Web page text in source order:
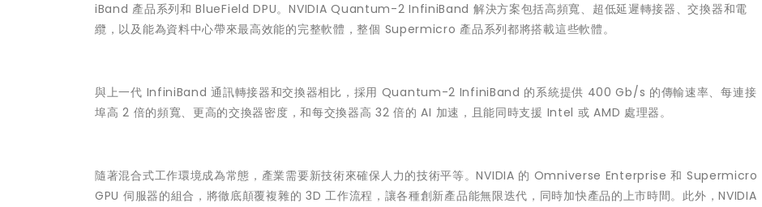
iBand 產品系列和 BlueField DPU。NVIDIA Quantum-2 InfiniBand 解決方案包括高頻寬、超低延遲轉接器、交換器和電
纜，以及能為資料中心帶來最高效能的完整軟體，整個 Supermicro 產品系列都將搭載這些軟體。
與上一代 InfiniBand 通訊轉接器和交換器相比，採用 Quantum-2 InfiniBand 的系統提供 400 Gb/s 的傳輸速率、每連接
埠高 2 倍的頻寬、更高的交換器密度，和每交換器高 32 倍的 AI 加速，且能同時支援 Intel 或 AMD 處理器。
隨著混合式工作環境成為常態，產業需要新技術來確保人力的技術平等。NVIDIA 的 Omniverse Enterprise 和 Supermicro
GPU 伺服器的組合，將徹底顛覆複雜的 3D 工作流程，讓各種創新產品能無限迭代，同時加快產品的上市時間。此外，NVIDIA